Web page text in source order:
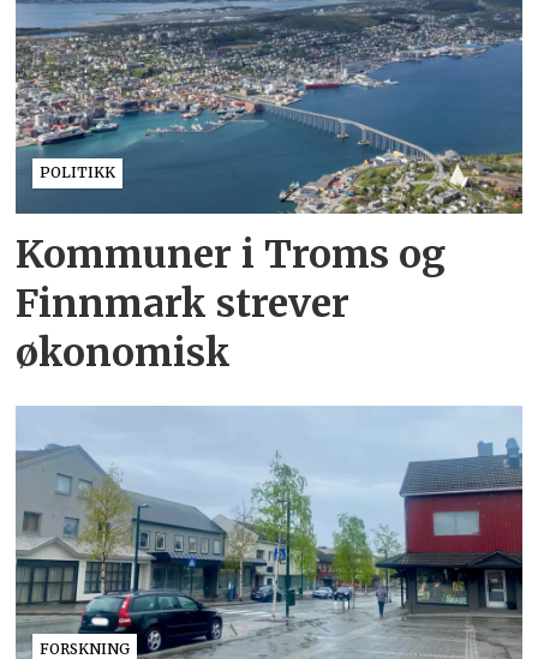
POLITIKK
Kommuner i Troms og
Finnmark strever
økonomisk
FORSKNING